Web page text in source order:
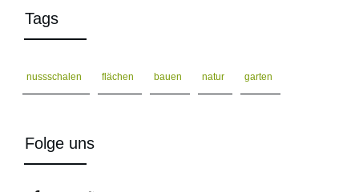
Tags
nussschalen flächen bauen natur garten
Folge uns